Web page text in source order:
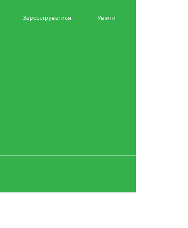
Зареєструватися Увійти